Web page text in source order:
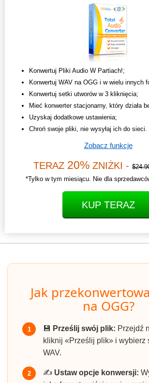
Konwertuj Pliki Audio W Partiach!;
Konwertuj WAV na OGG i w wielu innych
Konwertuj setki utworów w 3 kliknięcia;
Mieć konwerter stacjonarny, który działa
Uzyskaj dodatkowe ustawienia;
Chroń swoje pliki, nie wysyłaj ich do sieci.
Zobacz funkcje
TERAZ 20% ZNIŻKI -
*Tylko w tym miesiącu. Nie dla
KUP TERAZ
Jak
na OGG?
1 💾 Prześlij swój plik: Przejdź
kliknij «Prześlij plik» i wybierz
WAV.
2 ✍️ Ustaw opcje konwersji: